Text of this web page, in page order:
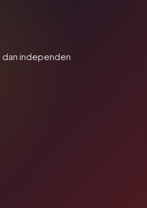
independen